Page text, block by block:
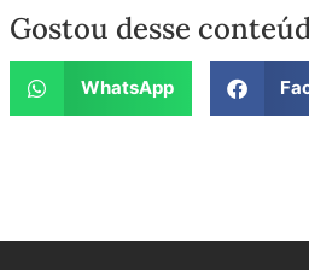
Gostou desse
WhatsApp